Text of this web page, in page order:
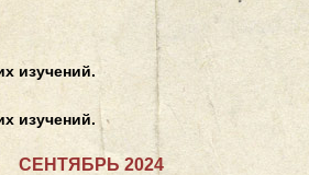
изучений.
изучений.
СЕНТЯБРЬ 2024